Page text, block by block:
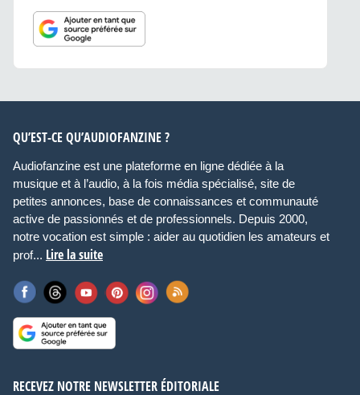
QU’EST-CE QU’AUDIOFANZINE ?
Audiofanzine est une plateforme en ligne dédiée à la
musique et à l’audio, à la fois média spécialisé, site de
petites annonces, base de connaissances et communauté
active de passionnés et de professionnels. Depuis 2000,
notre vocation est simple : aider au quotidien les amateurs et
prof... Lire la suite
RECEVEZ NOTRE NEWSLETTER ÉDITORIALE